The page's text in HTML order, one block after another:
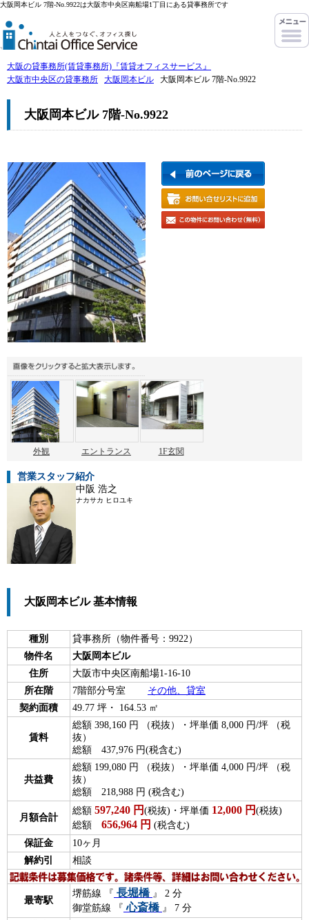
大阪岡本ビル 7階-No.9922は大阪市中央区南船場1丁目にある貸事務所です
大阪の貸事務所(賃貸事務所)『賃貸オフィスサービス』
大阪市中央区の貸事務所
大阪岡本ビル 大阪岡本ビル 7階-No.9922
大阪岡本ビル 7階-No.9922
外観 エントランス 1F玄関
営業スタッフ紹介
中阪 浩之
ナカサカ ヒロユキ
大阪岡本ビル 基本情報
種別
貸事務所（物件番号：9922）
物件名
大阪岡本ビル
住所
大阪市中央区南船場1-16-10
所在階
7階部分号室 その他、貸室
契約面積
49.77 坪・ 164.53 ㎡
賃料
総額 398,160 円 （税抜）・坪単価 8,000 円/坪 （税
抜）
総額 437,976 円(税含む)
共益費
総額 199,080 円 （税抜）・坪単価 4,000 円/坪 （税
抜）
総額 218,988 円 (税含む)
月額合計
総額 597,240 円 (税抜)・坪単価 12,000 円 (税抜)
総額 656,964 円 (税含む)
保証金
10ヶ月
解約引
相談
最寄駅
堺筋線 『 長堀橋 』 2 分
御堂筋線 『 心斎橋 』 7 分